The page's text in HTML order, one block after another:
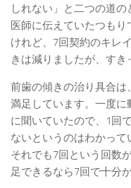
しれない」と二つの道
医師に伝えていたつもり
けれど、7回契約のキレ
きは減りましたが、す
前歯の傾きの治り具合
満足しています。一度
に聞いていたので、1回
ないというのはわかって
それでも7回という回数
足できるなら7回で十分